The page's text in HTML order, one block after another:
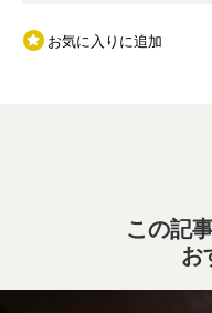
お気に入りに追加
この記
お